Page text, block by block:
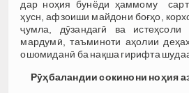
дар ноҳия бунёди ҳаммому
ҳусн, афзоиши майдони боғҳо,
ҷумла, дӯзандагӣ ва истеҳсоли
мардумӣ, таъминоти аҳолии
ошомиданӣ ба нақша гирифта
Рӯҳбаландии сокинони ноҳия